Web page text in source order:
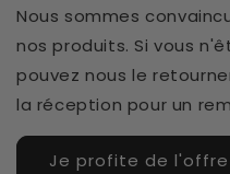
Nous sommes
nos produits. Si vous
pouvez nous le
la réception pour un
Je profite de l'offre